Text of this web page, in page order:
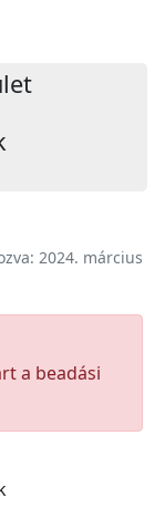
2024. március
a beadási